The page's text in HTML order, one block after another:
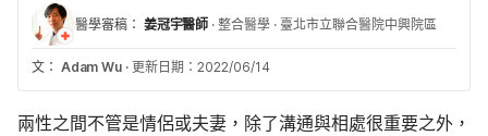
醫學審稿： 姜冠宇醫師 · 整合醫學 · 臺北市立聯合醫院中興院區
文： Adam Wu · 更新日期：2022/06/14
兩性之間不管是情侶或夫妻，除了溝通與相處很重要之外，